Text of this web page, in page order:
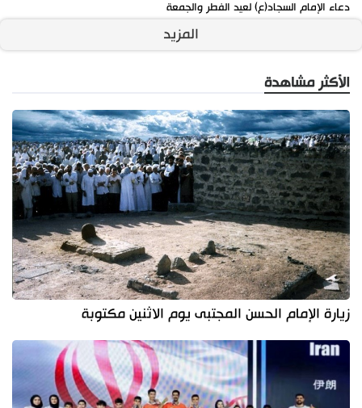
دعاء الإمام السجاد(ع) لعيد الفطر والجمعة
المزيد
الأكثر مشاهدة
زيارة الإمام الحسن المجتبى يوم الاثنين مكتوبة